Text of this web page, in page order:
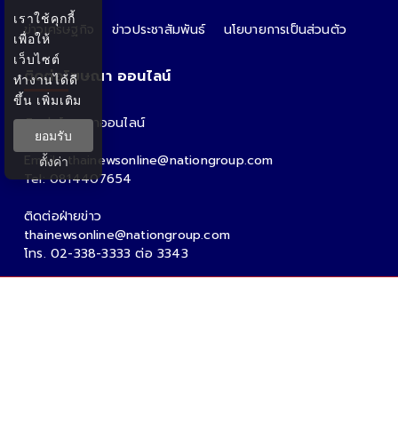
ข่าวเศรษฐกิจ
ข่าวประชาสัมพันธ์ นโยบายการเป็นส่วนตัว
ติดต่อโฆษณา ออนไลน์
ติดต่อโฆษณาออนไลน์
คุณอ้อ
Email : thainewsonline@nationgroup.com
Tel: 0814407654
ติดต่อฝ่ายข่าว
thainewsonline@nationgroup.com
โทร. 02-338-3333 ต่อ 3343
เราใช้คุกกี้
เพื่อให้
เว็บไซต์
ทำงานได้ดี
ขึ้น เพิ่มเติม
ยอมรับ
ตั้งค่า